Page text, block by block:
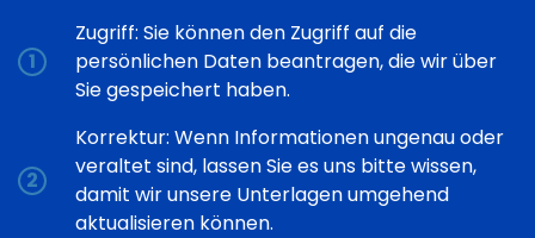
Zugriff: Sie können den Zugriff auf die
persönlichen Daten beantragen, die wir über
Sie gespeichert haben.
Korrektur: Wenn Informationen ungenau oder
veraltet sind, lassen Sie es uns bitte wissen,
damit wir unsere Unterlagen umgehend
aktualisieren können.